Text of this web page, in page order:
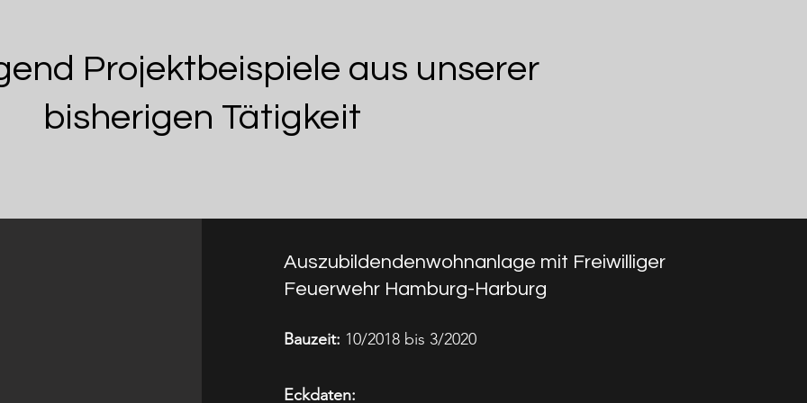
Auszubildendenwohnanlage mit Freiwilliger
Feuerwehr Hamburg-Harburg
Bauzeit: 10/2018 bis 3/2020
Eckdaten:
Projektbeispiele aus unserer
bisherigen Tätigkeit